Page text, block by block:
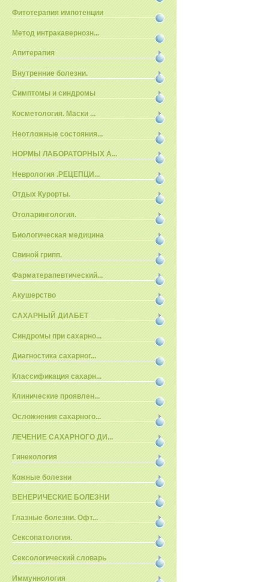
Фитотерапия импотенции
Метод интракавернозн...
Апитерапия
Внутренние болезни.
Симптомы и синдромы
Косметология. Маски ...
Неотложные состояния...
НОРМЫ ЛАБОРАТОРНЫХ А...
Неврология .РЕЦЕПЦИ...
Отдых Курорты.
Отоларингология.
Биологическая медицина
Свиной грипп.
Фарматерапевтический...
Акушерство
САХАРНЫЙ ДИАБЕТ
Синдромы при сахарно...
Диагностика сахарног...
Классификация сахарн...
Клинические проявлен...
Осложнения сахарного...
ЛЕЧЕНИЕ САХАРНОГО ДИ...
Гинекология
Кожные болезни
ВЕНЕРИЧЕСКИЕ БОЛЕЗНИ
Глазные болезни. Офт...
Сексопатология.
Сексологический словарь
Иммуннология